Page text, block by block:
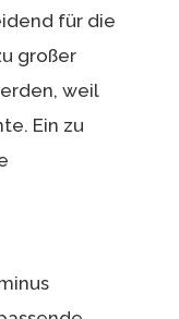
für die
großer
weil
Ein zu